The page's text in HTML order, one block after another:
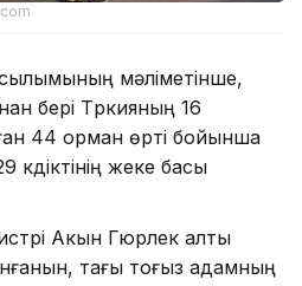
мәліметінше,
бері Түркияның 16
44 орман өрті бойынша
күдіктінің жеке басы
Акын Гюрлек алты
тағы тоғыз адамның